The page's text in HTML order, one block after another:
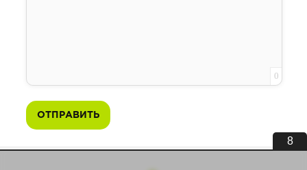
0
ОТПРАВИТЬ
7